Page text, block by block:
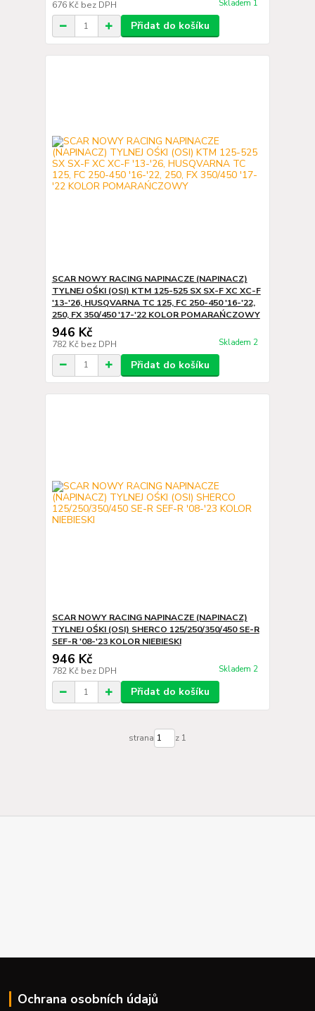
676 Kč bez DPH Skladem 1
Přidat do košíku
SCAR NOWY RACING NAPINACZE (NAPINACZ)
TYLNEJ OŚKI (OSI) KTM 125-525 SX SX-F XC XC-F
'13-'26, HUSQVARNA TC 125, FC 250-450 '16-'22,
250, FX 350/450 '17-'22 KOLOR POMARAŃCZOWY
946 Kč
782 Kč bez DPH Skladem 2
Přidat do košíku
SCAR NOWY RACING NAPINACZE (NAPINACZ)
TYLNEJ OŚKI (OSI) SHERCO 125/250/350/450 SE-R
SEF-R '08-'23 KOLOR NIEBIESKI
946 Kč
782 Kč bez DPH Skladem 2
Přidat do košíku
strana z 1
Ochrana osobních údajů